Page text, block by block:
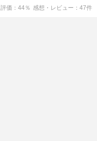
評価 44％ 感想・レビュー 47件